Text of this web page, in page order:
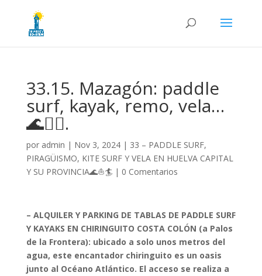
33.15. Mazagón: paddle
surf, kayak, remo, vela…
🌊🏄‍♂️.
por admin | Nov 3, 2024| 33 – PADDLE SURF,
PIRAGÜISMO, KITE SURF Y VELA EN HUELVA CAPITAL
Y SU PROVINCIA🌊⛵🏄| 0 Comentarios
– ALQUILER Y PARKING DE TABLAS DE PADDLE SURF
Y KAYAKS EN CHIRINGUITO COSTA COLÓN (a Palos
de la Frontera): ubicado a solo unos metros del
agua, este encantador chiringuito es un oasis
junto al Océano Atlántico. El acceso se realiza a